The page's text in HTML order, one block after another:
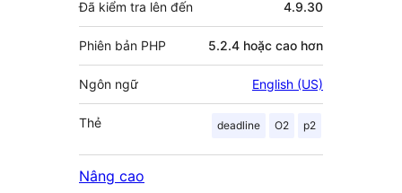
Đã kiểm tra lên đến 4.9.30
Phiên bản PHP 5.2.4 hoặc cao hơn
Ngôn ngữ English (US)
Thẻ deadline O2 p2
Nâng cao